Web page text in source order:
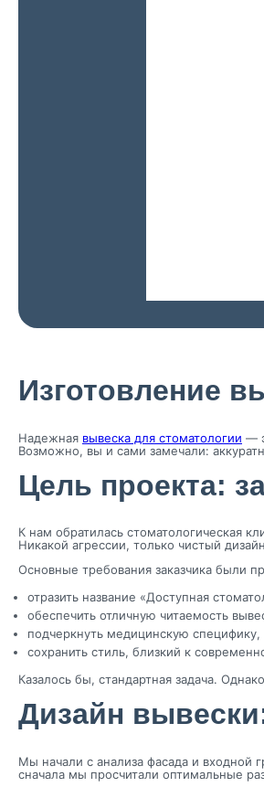
Изготовление
Надежная вывеска для стоматологии —
Возможно, вы и сами замечали:
Цель проекта:
К нам обратилась стоматологическая
Никакой агрессии, только чистый
Основные требования заказчика были
отразить название «Доступная
обеспечить отличную читаемость
подчеркнуть медицинскую
сохранить стиль, близкий к
Казалось бы, стандартная задача.
Дизайн
Мы начали с анализа фасада и входной
сначала мы просчитали оптимальные